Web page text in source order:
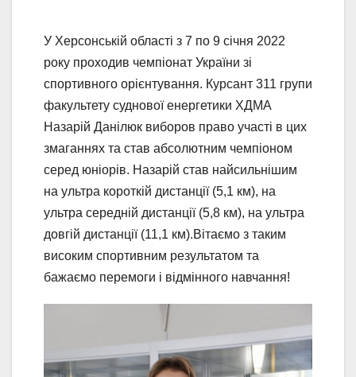
У Херсонській області з 7 по 9 січня 2022
року проходив чемпіонат України зі
спортивного орієнтування. Курсант 311 групи
факультету суднової енергетики ХДМА
Назарій Данілюк виборов право участі в цих
змаганнях та став абсолютним чемпіоном
серед юніорів. Назарій став найсильнішим
на ультра короткій дистанції (5,1 км), на
ультра середній дистанції (5,8 км), на ультра
довгій дистанції (11,1 км).Вітаємо з таким
високим спортивним результатом та
бажаємо перемоги і відмінного навчання!